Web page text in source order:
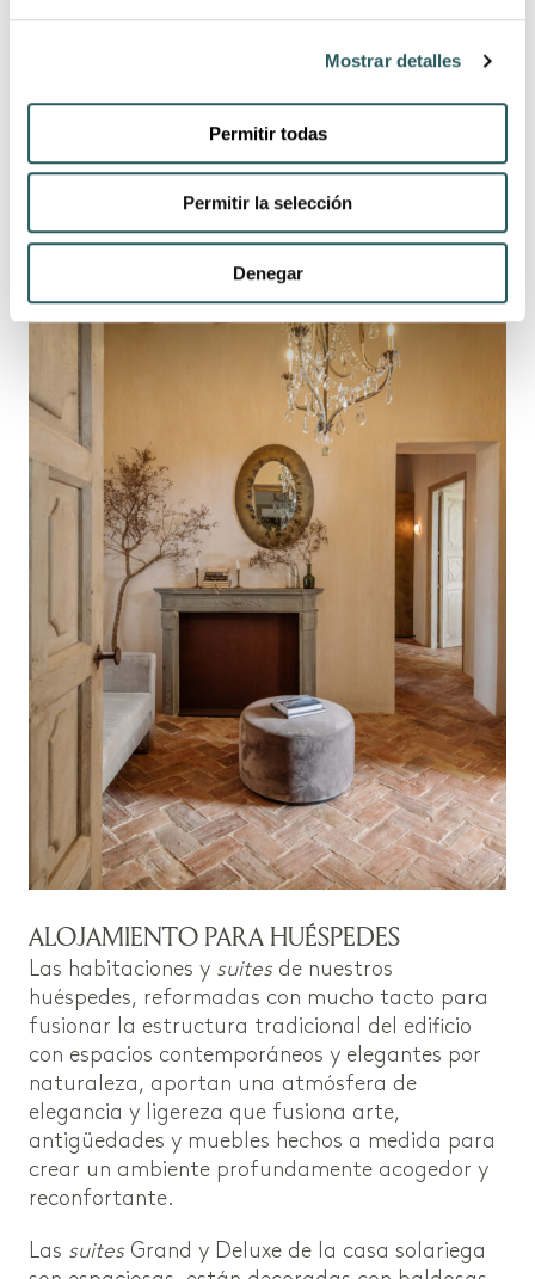
Mostrar detalles
Permitir todas
Permitir la selección
Denegar
ALOJAMIENTO PARA HUÉSPEDES
Las habitaciones y suitesde nuestros
huéspedes, reformadas con mucho tacto para
fusionar la estructura tradicional del edificio
con espacios contemporáneos y elegantes por
naturaleza, aportan una atmósfera de
elegancia y ligereza que fusiona arte,
antigüedades y muebles hechos a medida para
crear un ambiente profundamente acogedor y
reconfortante.
Las suitesGrand y Deluxe de la casa solariega